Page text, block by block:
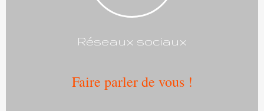
Réseaux sociaux
Faire parler de vous !